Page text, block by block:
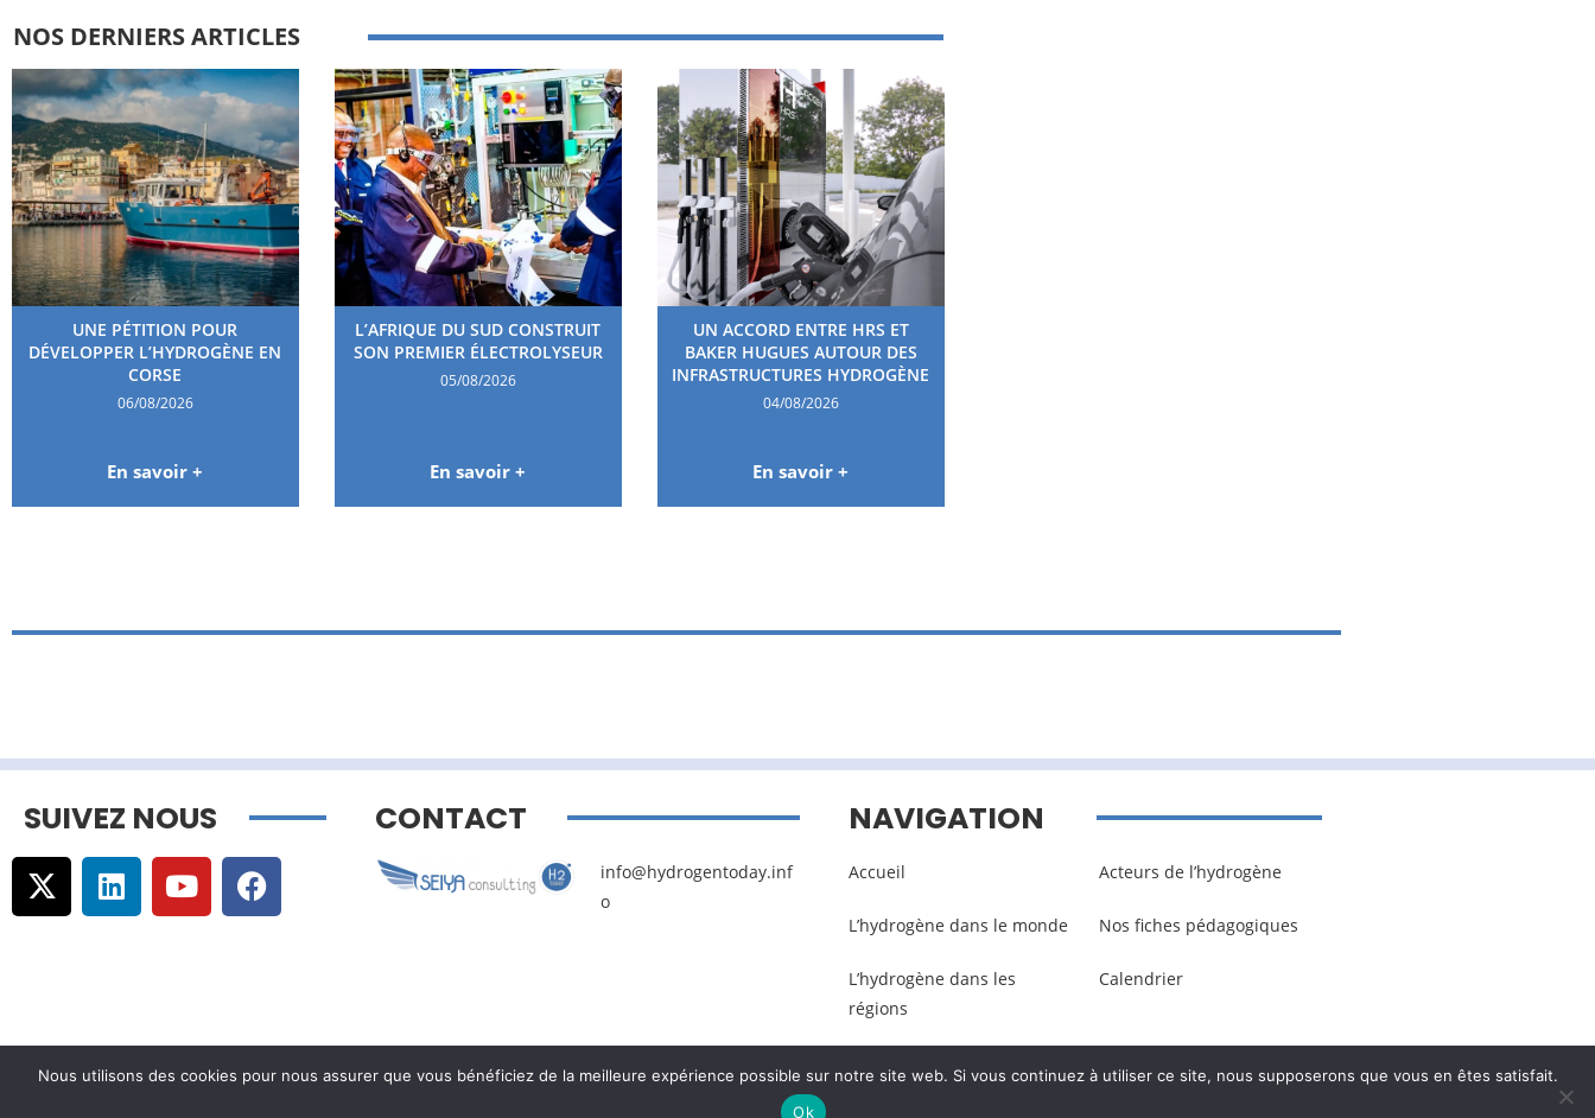
NOS DERNIERS ARTICLES
UNE PÉTITION POUR
DÉVELOPPER L’HYDROGÈNE EN
CORSE
06/08/2026
En savoir +
L’AFRIQUE DU SUD CONSTRUIT
SON PREMIER ÉLECTROLYSEUR
05/08/2026
En savoir +
UN ACCORD ENTRE HRS ET
BAKER HUGUES AUTOUR DES
INFRASTRUCTURES HYDROGÈNE
04/08/2026
En savoir +
SUIVEZ NOUS CONTACT
info@hydrogentoday.inf
o
NAVIGATION
Accueil
L’hydrogène dans le monde
L’hydrogène dans les
régions
Acteurs de l’hydrogène
Nos fiches pédagogiques
Calendrier
Mentions légales
Nous utilisons des cookies pour nous assurer que vous bénéficiez de la meilleure expérience possible sur notre site web. Si vous continuez à utiliser ce site, nous supposerons que vous en êtes satisfait.
Ok